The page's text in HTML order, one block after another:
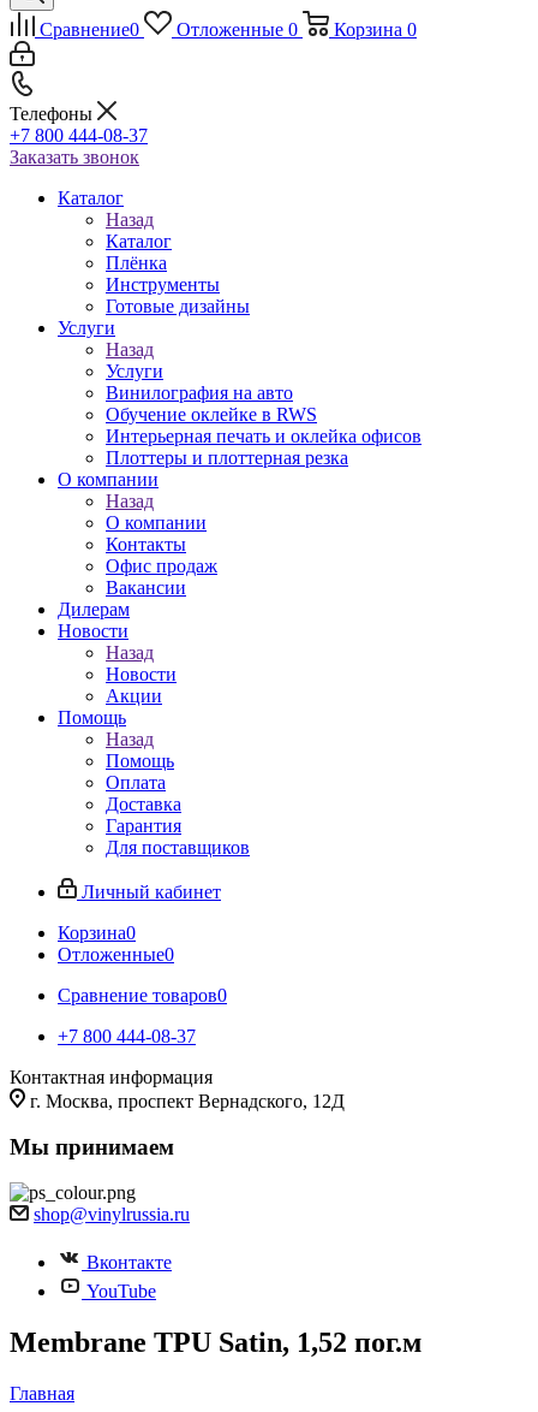
Сравнение0 Отложенные 0 Корзина 0
Телефоны
+7 800 444-08-37
Заказать звонок
Каталог
Назад
Каталог
Плёнка
Инструменты
Готовые дизайны
Услуги
Назад
Услуги
Винилография на авто
Обучение оклейке в RWS
Интерьерная печать и оклейка офисов
Плоттеры и плоттерная резка
О компании
Назад
О компании
Контакты
Офис продаж
Вакансии
Дилерам
Новости
Назад
Новости
Акции
Помощь
Назад
Помощь
Оплата
Доставка
Гарантия
Для поставщиков
Личный кабинет
Корзина0
Отложенные0
Сравнение товаров0
+7 800 444-08-37
Контактная информация
г. Москва, проспект Вернадского, 12Д
Мы принимаем
shop@vinylrussia.ru
Вконтакте
YouTube
Membrane TPU Satin, 1,52 пог.м
Главная